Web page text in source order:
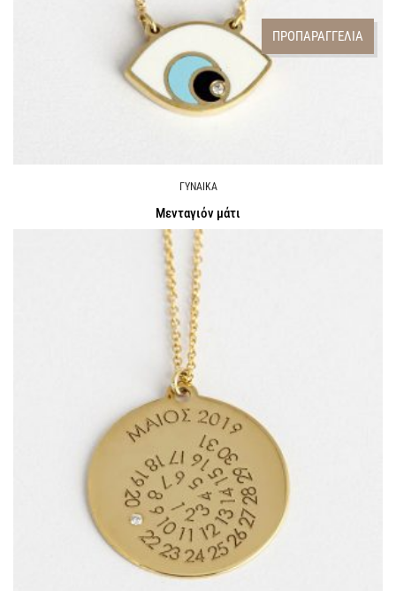
ΠΡΟΠΑΡΑΓΓΕΛΙΑ
ΓΥΝΑΙΚΑ
Μενταγιόν μάτι
Call for Price